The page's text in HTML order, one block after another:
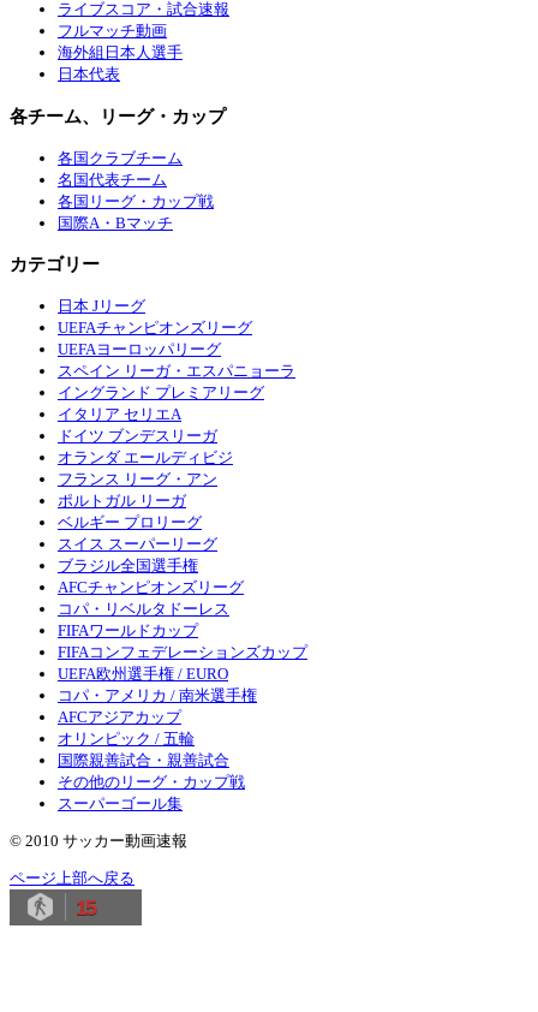
ライブスコア・試合速報
フルマッチ動画
海外組日本人選手
日本代表
各チーム、リーグ・カップ
各国クラブチーム
名国代表チーム
各国リーグ・カップ戦
国際A・Bマッチ
カテゴリー
日本 Jリーグ
UEFAチャンピオンズリーグ
UEFAヨーロッパリーグ
スペイン リーガ・エスパニョーラ
イングランド プレミアリーグ
イタリア セリエA
ドイツ ブンデスリーガ
オランダ エールディビジ
フランス リーグ・アン
ポルトガル リーガ
ベルギー プロリーグ
スイス スーパーリーグ
ブラジル全国選手権
AFCチャンピオンズリーグ
コパ・リベルタドーレス
FIFAワールドカップ
FIFAコンフェデレーションズカップ
UEFA欧州選手権 / EURO
コパ・アメリカ / 南米選手権
AFCアジアカップ
オリンピック / 五輪
国際親善試合・親善試合
その他のリーグ・カップ戦
スーパーゴール集
© 2010 サッカー動画速報
ページ上部へ戻る
15